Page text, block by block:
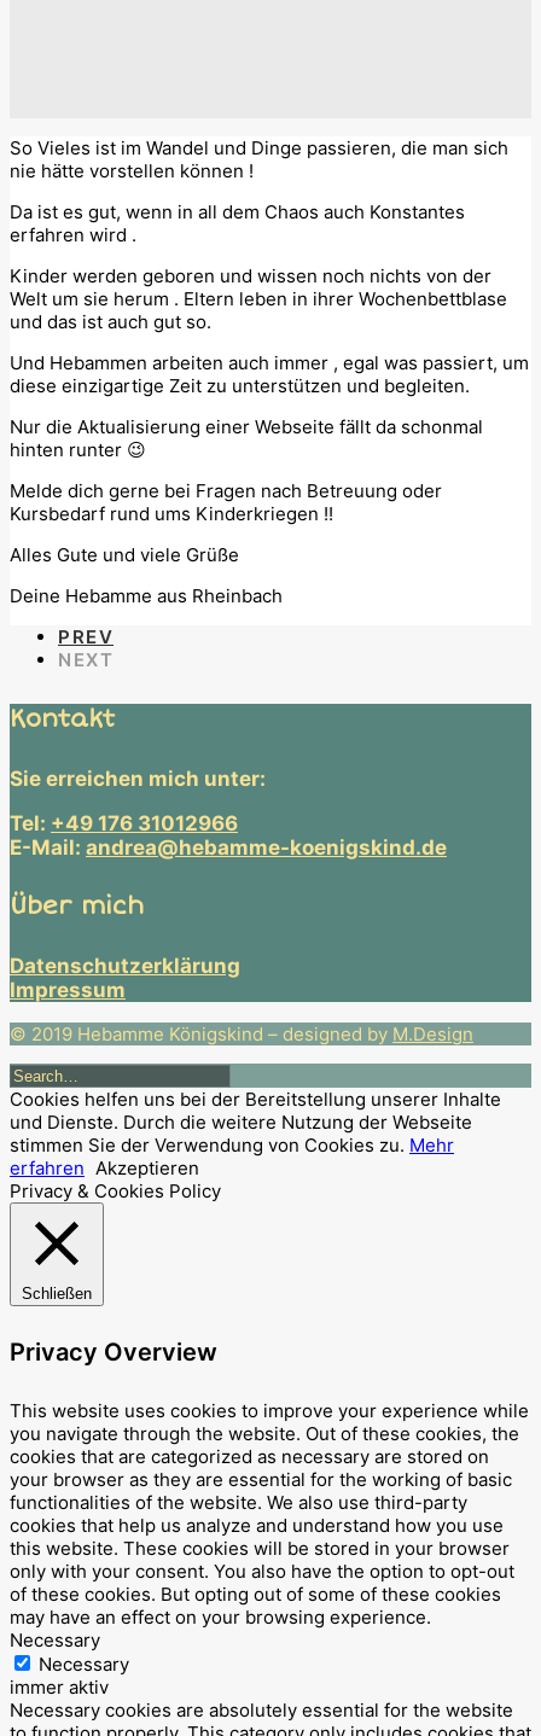
So Vieles ist im Wandel und Dinge passieren, die man sich
nie hätte vorstellen können !
Da ist es gut, wenn in all dem Chaos auch Konstantes
erfahren wird .
Kinder werden geboren und wissen noch nichts von der
Welt um sie herum . Eltern leben in ihrer Wochenbettblase
und das ist auch gut so.
Und Hebammen arbeiten auch immer , egal was passiert, um
diese einzigartige Zeit zu unterstützen und begleiten.
Nur die Aktualisierung einer Webseite fällt da schonmal
hinten runter 😉
Melde dich gerne bei Fragen nach Betreuung oder
Kursbedarf rund ums Kinderkriegen !!
Alles Gute und viele Grüße
Deine Hebamme aus Rheinbach
PREV
NEXT
Kontakt
Sie erreichen mich unter:
Tel: +49 176 31012966
E-Mail: andrea@hebamme-koenigskind.de
Über mich
Datenschutzerklärung
Impressum
© 2019 Hebamme Königskind – designed by M.Design
Cookies helfen uns bei der Bereitstellung unserer Inhalte
und Dienste. Durch die weitere Nutzung der Webseite
stimmen Sie der Verwendung von Cookies zu. Mehr
erfahren Akzeptieren
Privacy & Cookies Policy
Schließen
Privacy Overview
This website uses cookies to improve your experience while
you navigate through the website. Out of these cookies, the
cookies that are categorized as necessary are stored on
your browser as they are essential for the working of basic
functionalities of the website. We also use third-party
cookies that help us analyze and understand how you use
this website. These cookies will be stored in your browser
only with your consent. You also have the option to opt-out
of these cookies. But opting out of some of these cookies
may have an effect on your browsing experience.
Necessary
Necessary
immer aktiv
Necessary cookies are absolutely essential for the website